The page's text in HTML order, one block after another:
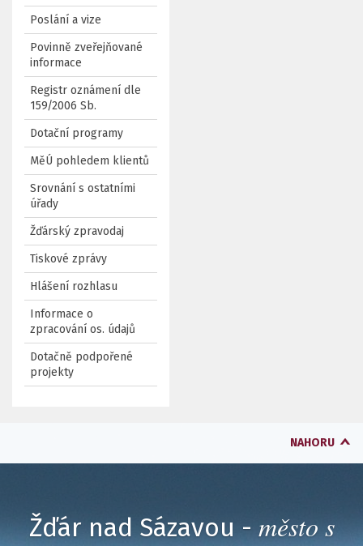
Poslání a vize
Povinně zveřejňované
informace
Registr oznámení dle
159/2006 Sb.
Dotační programy
MěÚ pohledem klientů
Srovnání s ostatními
úřady
Žďárský zpravodaj
Tiskové zprávy
Hlášení rozhlasu
Informace o
zpracování os. údajů
Dotačně podpořené
projekty
NAHORU
Žďár nad Sázavou - město s